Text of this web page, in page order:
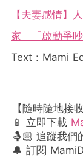
【夫妻感情】
家 「啟動爭
Text：Mami
【隨時隨地接
📱 立即下載
🤱🏻 追蹤我們
🔔 訂閱